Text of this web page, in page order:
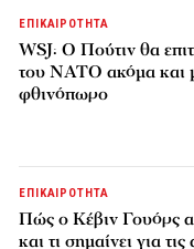
ΕΠΙΚΑΙΡΟΤΗΤΑ
WSJ: Ο Πούτιν θα
του ΝΑΤΟ ακόμα και
φθινόπωρο
ΕΠΙΚΑΙΡΟΤΗΤΑ
Πώς ο Κέβιν Γουόρς
και τι σημαίνει για